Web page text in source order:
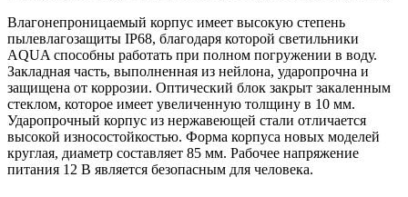
Влагонепроницаемый корпус имеет высокую степень
пылевлагозащиты IP68, благодаря которой светильники
AQUA способны работать при полном погружении в воду.
Закладная часть, выполненная из нейлона, ударопрочна и
защищена от коррозии. Оптический блок закрыт закаленным
стеклом, которое имеет увеличенную толщину в 10 мм.
Ударопрочный корпус из нержавеющей стали отличается
высокой износостойкостью. Форма корпуса новых моделей
круглая, диаметр составляет 85 мм. Рабочее напряжение
питания 12 В является безопасным для человека.